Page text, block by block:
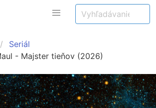
Seriál
- Majster tieňov (2026)